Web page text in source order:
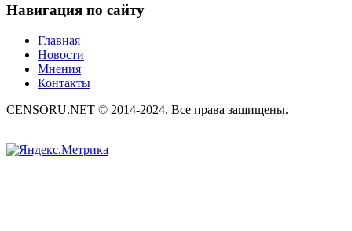
Навигация по сайту
Главная
Новости
Мнения
Контакты
CENSORU.NET © 2014-2024. Все права защищены.